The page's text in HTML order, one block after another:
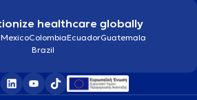
healthcare globally
MexicoColombiaEcuadorGuatemala
Brazil